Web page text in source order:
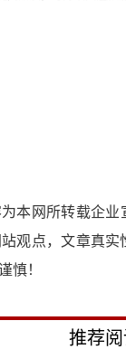
本网所转载企
观点，文章真
慎！
推荐